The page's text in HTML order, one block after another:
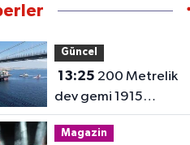
Güncel
13:25
dev gemi 1915
Çanakkale Köprüsü'nü
geçti
Magazin